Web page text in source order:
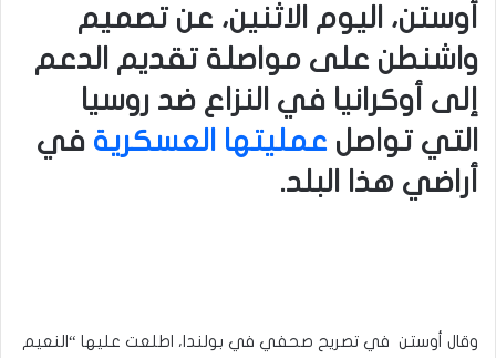
أوستن، اليوم الاثنين، عن تصميم
واشنطن على مواصلة تقديم الدعم
إلى أوكرانيا في النزاع ضد روسيا
التي تواصل عمليتها العسكرية في
أراضي هذا البلد.
وقال أوستن في تصريح صحفي في بولندا، اطلعت عليها “النعيم